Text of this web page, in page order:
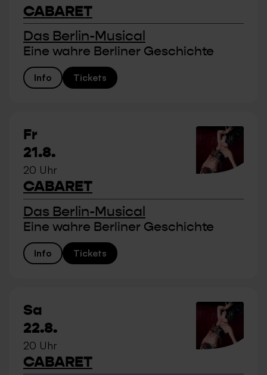
CABARET
Das Berlin-Musical
Eine wahre Berliner Geschichte
Info Tickets
Fr
21.8.
20 Uhr
CABARET
Das Berlin-Musical
Eine wahre Berliner Geschichte
Info Tickets
Sa
22.8.
20 Uhr
CABARET